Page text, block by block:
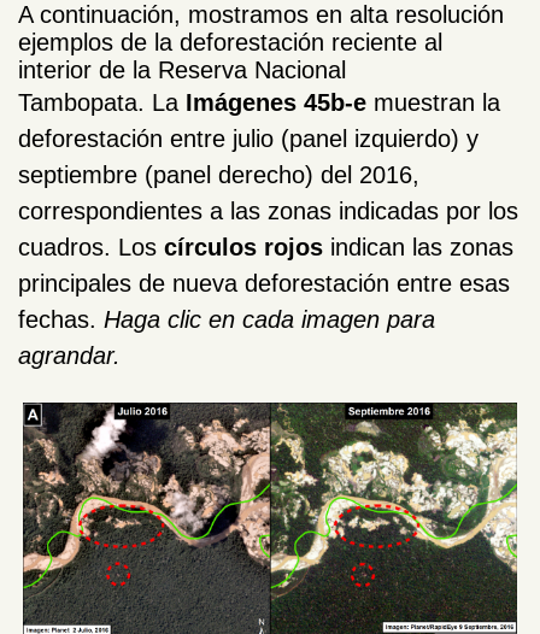
A continuación, mostramos en alta resolución
ejemplos de la deforestación reciente al
interior de la Reserva Nacional
Tambopata. La Imágenes 45b-e muestran la
deforestación entre julio (panel izquierdo) y
septiembre (panel derecho) del 2016,
correspondientes a las zonas indicadas por los
cuadros. Los círculos rojos indican las zonas
principales de nueva deforestación entre esas
fechas. Haga clic en cada imagen para
agrandar.